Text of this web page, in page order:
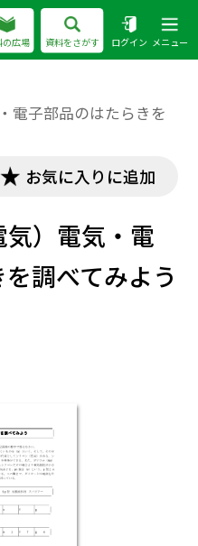
の広場 資料をさがす ログイン メニュー
電子部品のはたらきを
お気に入りに追加
気）電気・電
調べてみよう